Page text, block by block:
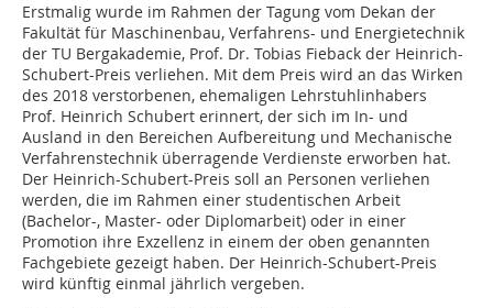
Erstmalig wurde im Rahmen der Tagung vom Dekan der
Fakultät für Maschinenbau, Verfahrens- und Energietechnik
der TU Bergakademie, Prof. Dr. Tobias Fieback der Heinrich-
Schubert-Preis verliehen. Mit dem Preis wird an das Wirken
des 2018 verstorbenen, ehemaligen Lehrstuhlinhabers
Prof. Heinrich Schubert erinnert, der sich im In- und
Ausland in den Bereichen Aufbereitung und Mechanische
Verfahrenstechnik überragende Verdienste erworben hat.
Der Heinrich-Schubert-Preis soll an Personen verliehen
werden, die im Rahmen einer studentischen Arbeit
(Bachelor-, Master- oder Diplomarbeit) oder in einer
Promotion ihre Exzellenz in einem der oben genannten
Fachgebiete gezeigt haben. Der Heinrich-Schubert-Preis
wird künftig einmal jährlich vergeben.